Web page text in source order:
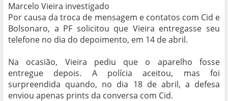
Marcelo Vieira investigado
Por causa da troca de mensagem e contatos com Cid e
Bolsonaro, a PF solicitou que Vieira entregasse seu
telefone no dia do depoimento, em 14 de abril.
Na ocasião, Vieira pediu que o aparelho fosse
entregue depois. A polícia aceitou, mas foi
surpreendida quando, no dia 18 de abril, a defesa
enviou apenas prints da conversa com Cid.